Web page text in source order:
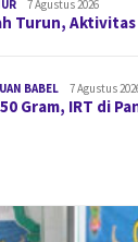
7 Agustus 2026
Turun,
BABEL 7 Agustus
Gram, IRT di